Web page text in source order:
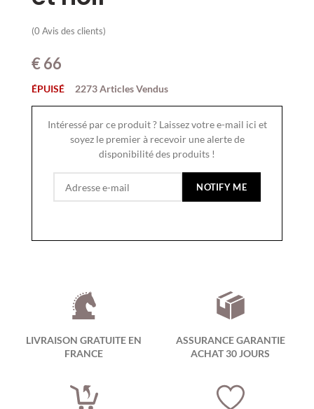
(0 Avis des clients)
€66
ÉPUISÉ 2273 Articles Vendus
Intéressé par ce produit ? Laissez votre e-mail ici et
soyez le premier à recevoir une alerte de
disponibilité des produits !
LIVRAISON GRATUITE EN
FRANCE
ASSURANCE GARANTIE
ACHAT 30 JOURS